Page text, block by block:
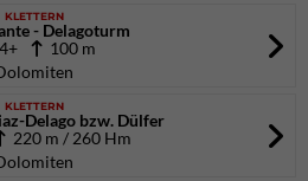
KLETTERN
- Delagoturm
4+ 100 m
KLETTERN
Delago bzw. Dülfer
220 m / 260 Hm